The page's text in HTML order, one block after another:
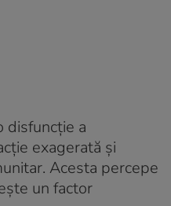
disfuncție a
exagerată și
Acesta percepe
un factor